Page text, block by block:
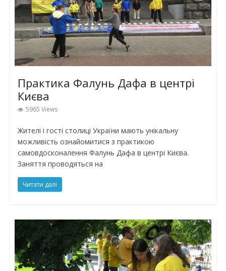
Практика Фалунь Дафа в центрі
Києва
5965 Views
Жителі і гості столиці України мають унікальну
можливість ознайомитися з практикою
самовдосконалення Фалунь Дафа в центрі Києва.
Заняття проводяться на
Читати далі